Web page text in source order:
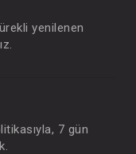
yenilenen
7 gün